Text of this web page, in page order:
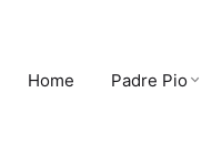
Home Padre Pio